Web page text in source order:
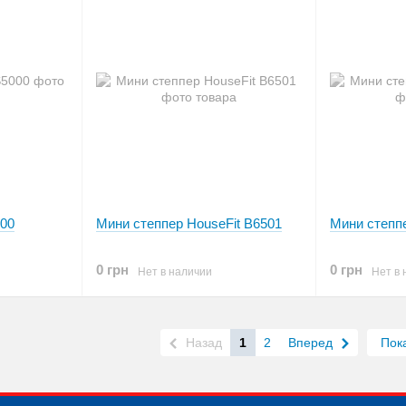
Мини степпер HouseFit B6501
0 грн Нет в наличии
Мини
0 грн Нет в
Назад 1 2 Вперед